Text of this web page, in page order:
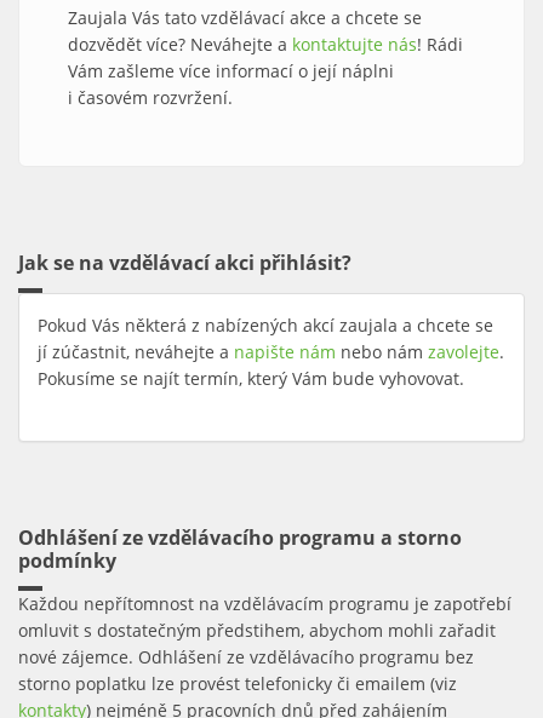
Zaujala Vás tato vzdělávací akce a chcete se
dozvědět více? Neváhejte a kontaktujte nás! Rádi
Vám zašleme více informací o její náplni
i časovém rozvržení.
Jak se na vzdělávací akci přihlásit?
Pokud Vás některá z nabízených akcí zaujala a chcete se
jí zúčastnit, neváhejte a napište nám nebo nám zavolejte.
Pokusíme se najít termín, který Vám bude vyhovovat.
Odhlášení ze vzdělávacího programu a storno
podmínky
Každou nepřítomnost na vzdělávacím programu je zapotřebí
omluvit s dostatečným předstihem, abychom mohli zařadit
nové zájemce. Odhlášení ze vzdělávacího programu bez
storno poplatku lze provést telefonicky či emailem (viz
kontakty) nejméně 5 pracovních dnů před zahájením